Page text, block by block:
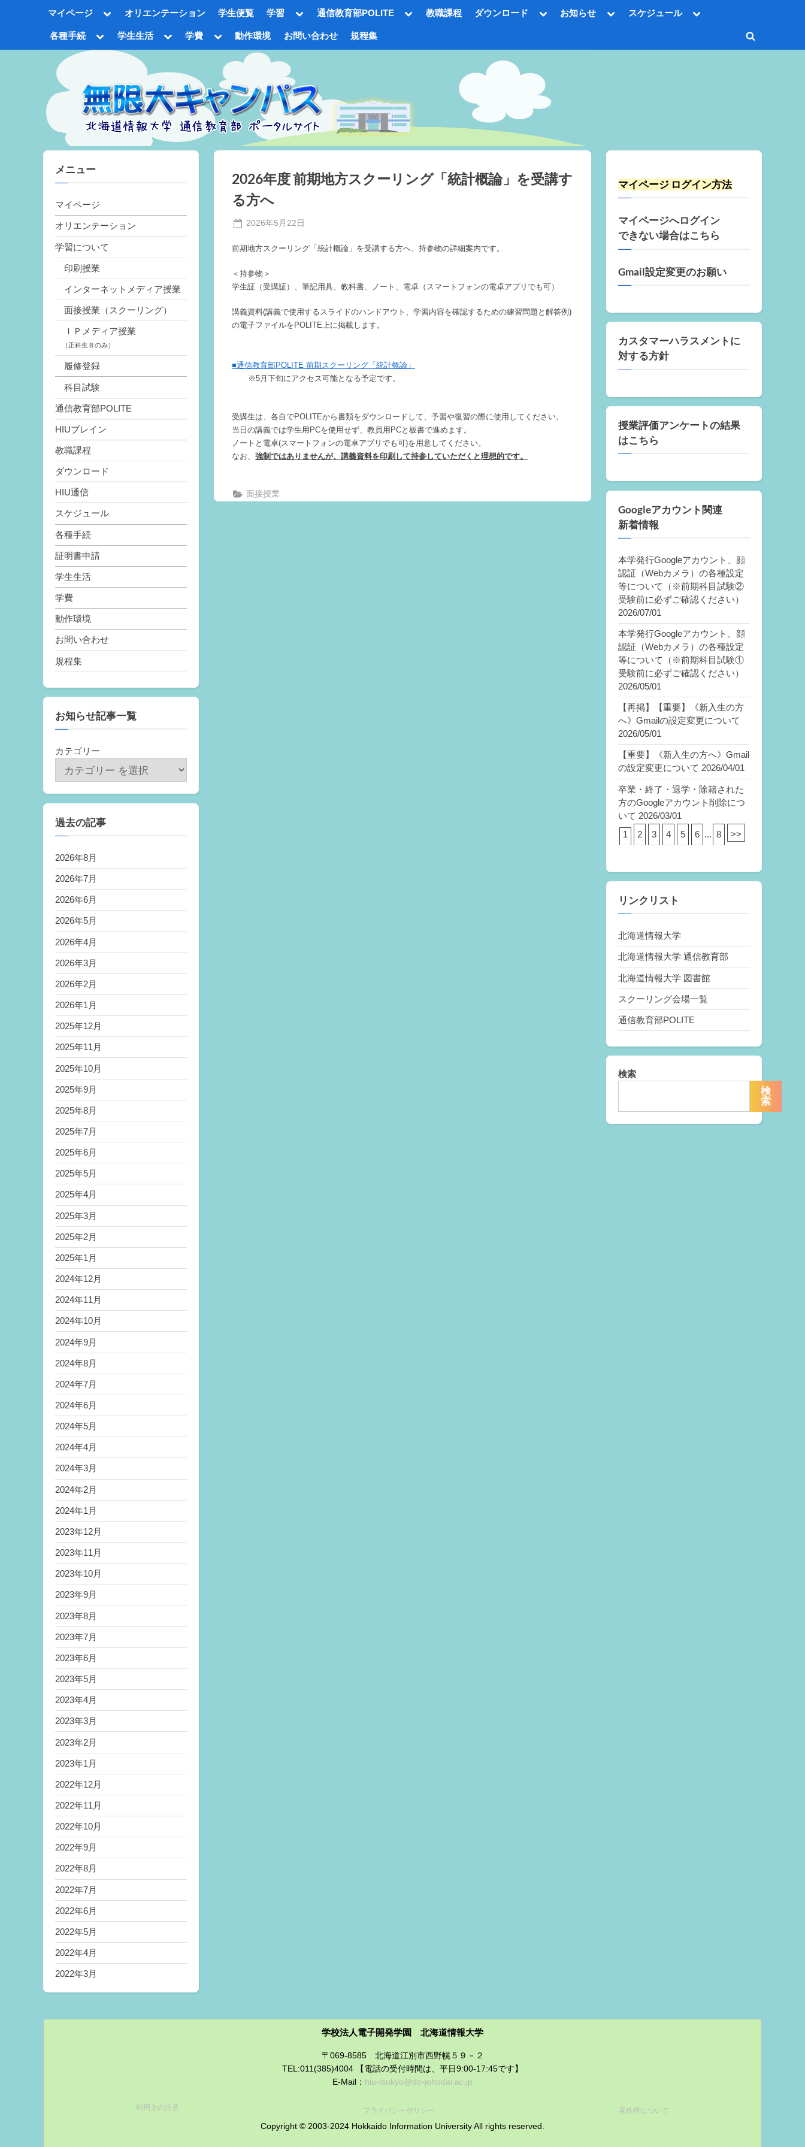
マイページ
Toggle
menu
オリエンテーション 学生便覧 学習
Toggle
menu
Toggle
sub-
Toggle
menu
Toggle
通信教育部POLITE
Toggle教職課程 ダウンロード
Toggle
Toggle
お知らせ
Toggle
menu
スケジュール
Toggle
各種手続
Toggle
menu
学生生活
Toggle
sub-
menu
学費
Toggle動作環境 お問い合わせ 規程集
Toggle
2026年度 前期地方スクーリング「統計概論」を受講す
る方へ
Posted
2026年5月22日
務
前期地方スクーリング「統計概論」を受講する方へ、持参物の詳細案内です。
＜持参物＞
学生証（受講証）、筆記用具、教科書、ノート、電卓（スマートフォンの電卓アプリでも可）
講義資料(講義で使用するスライドのハンドアウト、学習内容を確認するための練習問題と解答例)
の電子ファイルをPOLITE上に掲載します。
■通信教育部POLITE 前期スクーリング「統計概論」
※5月下旬にアクセス可能となる予定です。
受講生は、各自でPOLITEから書類をダウンロードして、予習や復習の際に使用してください。
当日の講義では学生用PCを使用せず、教員用PCと板書で進めます。
ノートと電卓(スマートフォンの電卓アプリでも可)を用意してください。
なお、 強制ではありませんが、講義資料を印刷して持参していただくと理想的です。
面接授業
メニュー
マイページ
オリエンテーション
学習について
印刷授業
インターネットメディア授業
面接授業（スクーリング）
ＩＰメディア授業
（正科生Ｂのみ）
履修登録
科目試験
通信教育部POLITE
HIUブレイン
教職課程
ダウンロード
HIU通信
スケジュール
各種手続
証明書申請
学生生活
学費
動作環境
お問い合わせ
規程集
お知らせ記事一覧
カテゴリー
過去の記事
2026年8月
2026年7月
2026年6月
2026年5月
2026年4月
2026年3月
2026年2月
2026年1月
2025年12月
2025年11月
2025年10月
2025年9月
2025年8月
2025年7月
2025年6月
2025年5月
2025年4月
2025年3月
2025年2月
2025年1月
2024年12月
2024年11月
2024年10月
2024年9月
2024年8月
2024年7月
2024年6月
2024年5月
2024年4月
2024年3月
2024年2月
2024年1月
2023年12月
2023年11月
2023年10月
2023年9月
2023年8月
2023年7月
2023年6月
2023年5月
2023年4月
2023年3月
2023年2月
2023年1月
2022年12月
2022年11月
2022年10月
2022年9月
2022年8月
2022年7月
2022年6月
2022年5月
2022年4月
2022年3月
マイページ ログイン方法
マイページへログイン
できない場合はこちら
Gmail設定変更のお願い
カスタマーハラスメントに
対する方針
授業評価アンケートの結果
はこちら
Googleアカウント関連
新着情報
本学発行Googleアカウント、顔
認証（Webカメラ）の各種設定
等について（※前期科目試験②
受験前に必ずご確認ください）
2026/07/01
本学発行Googleアカウント、顔
認証（Webカメラ）の各種設定
等について（※前期科目試験①
受験前に必ずご確認ください）
2026/05/01
【再掲】【重要】《新入生の方
へ》Gmailの設定変更について
2026/05/01
【重要】《新入生の方へ》Gmail
の設定変更について 2026/04/01
卒業・終了・退学・除籍された
方のGoogleアカウント削除につ
いて 2026/03/01
1
2 3 4 5 6 ... 8 >>
リンクリスト
北海道情報大学
北海道情報大学 通信教育部
北海道情報大学 図書館
スクーリング会場一覧
通信教育部POLITE
検索
検
索
学校法人電子開発学園 北海道情報大学
〒069-8585 北海道江別市西野幌５９－２
TEL:011(385)4004 【電話の受付時間は、平日9:00-17:45です】
E-Mail： hiu-tsukyo@do-johodai.ac.jp
利用上の注意 プライバシーポリシー 著作権について
Copyright © 2003-2024 Hokkaido Information University All rights reserved.